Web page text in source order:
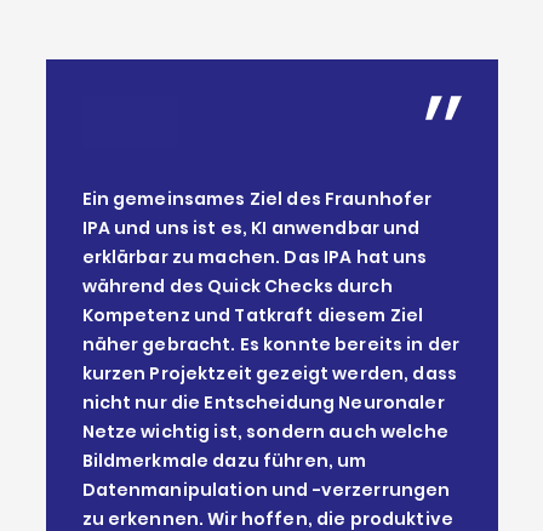
Ein gemeinsames Ziel des Fraunhofer
IPA und uns ist es, KI anwendbar und
erklärbar zu machen. Das IPA hat uns
während des Quick Checks durch
Kompetenz und Tatkraft diesem Ziel
näher gebracht. Es konnte bereits in der
kurzen Projektzeit gezeigt werden, dass
nicht nur die Entscheidung Neuronaler
Netze wichtig ist, sondern auch welche
Bildmerkmale dazu führen, um
Datenmanipulation und -verzerrungen
zu erkennen. Wir hoffen, die produktive